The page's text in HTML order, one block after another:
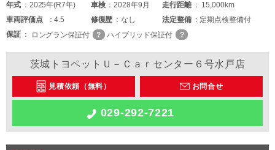
年式 2025年(R7年) 車検 2028年9月 走行距離
15,000km
車両評価点 4.5 修復歴 なし 法定整備
定期点検整備付
保証
ロングラン保証付 ハイブリッド保証付
茨城トヨペットＵ－Ｃａｒセンター６号水戸店
見積依頼（無料） お問合せ
029-292-7221